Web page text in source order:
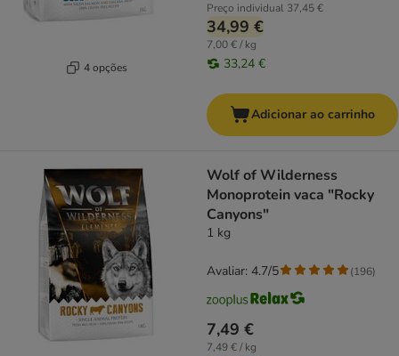
4 opções
Preço individual 37,45 €
34,99 €
7,00 € / kg
33,24 €
Adicionar ao carrinho
Wolf of Wilderness
Monoprotein vaca "Rocky
Canyons"
1 kg
7,49 €
7,49 € / kg
Avaliar: 4.7/5 (196)